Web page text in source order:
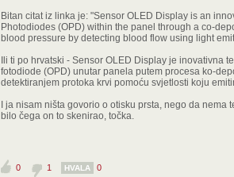
Bitan citat iz linka je: "Sensor OLED Display is an
Photodiodes (OPD) within the panel through a co-
blood pressure by detecting blood flow using light
Ili ti po hrvatski - Sensor OLED Display je
fotodiode (OPD) unutar panela putem procesa ko-
detektiranjem protoka krvi pomoću svjetlosti koju
I ja nisam ništa govorio o otisku prsta, nego da
bilo čega on to skenirao, točka.
0 1 HVALA 0